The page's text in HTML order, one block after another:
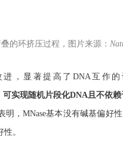
的环挤压过程，图片来源：
，显著提高了DNA互作
可实现随机片段化DNA且不依
明，MNase基本没有碱基偏好
。